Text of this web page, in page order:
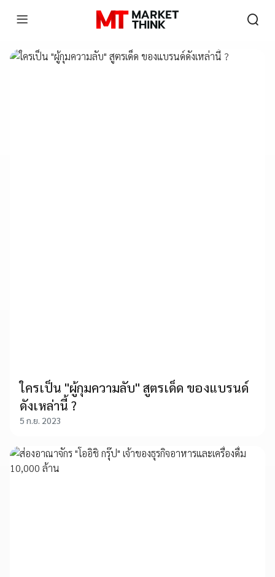
ใครเป็น "ผู้กุมความลับ" สูตรเด็ด ของแบรนด์
ดังเหล่านี้ ?
5 ก.ย. 2023